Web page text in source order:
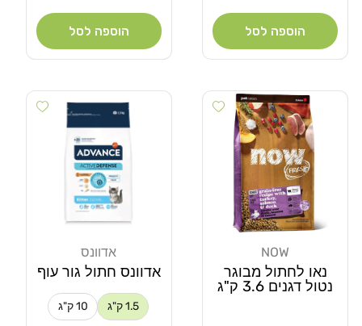
הוספה לסל הוספה לסל
Add wishlist
NOW
נאו לחתול מבוגר
נטול דגנים 3.6 ק"ג
Add wishlist
אדוונס
אדוונס חתול גור עוף
1.5 ק"ג 10 ק"ג